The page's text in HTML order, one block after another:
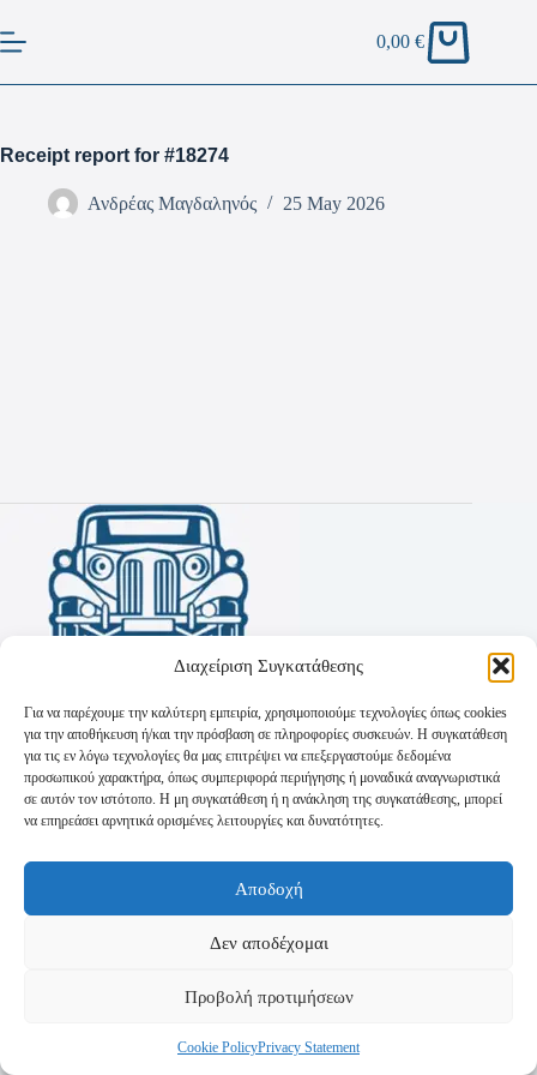
Διαχείριση Συγκατάθεσης
Για να παρέχουμε την καλύτερη εμπειρία, χρησιμοποιούμε τεχνολογίες όπως cookies
για την αποθήκευση ή/και την πρόσβαση σε πληροφορίες συσκευών. Η συγκατάθεση
για τις εν λόγω τεχνολογίες θα μας επιτρέψει να επεξεργαστούμε δεδομένα
προσωπικού χαρακτήρα, όπως συμπεριφορά περιήγησης ή μοναδικά αναγνωριστικά
σε αυτόν τον ιστότοπο. Η μη συγκατάθεση ή η ανάκληση της συγκατάθεσης, μπορεί
να επηρεάσει αρνητικά ορισμένες λειτουργίες και δυνατότητες.
Αποδοχή
Δεν αποδέχομαι
Προβολή προτιμήσεων
Cookie PolicyPrivacy Statement
0,00€
Receipt report for #18274
Ανδρέας Μαγδαληνός 25 May 2026
Πολιτική Απορρήτου
Τρόποι Αποστολής
Τρόποι Πληρωμής